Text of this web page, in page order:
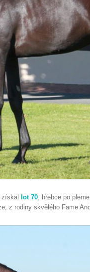
lot 70, hřebce po
z rodiny skvělého Fame